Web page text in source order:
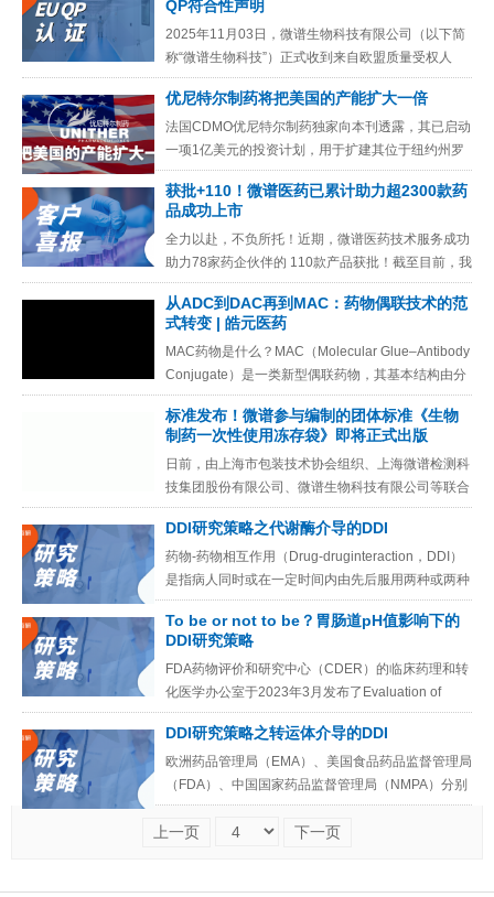
QP符合性声明
2025年11月03日，微谱生物科技有限公司（以下简
称“微谱生物科技”）正式收到来自欧盟质量受权人
(Qualified Person, QP) 签发的 GMP
优尼特尔制药将把美国的产能扩大一倍
法国CDMO优尼特尔制药独家向本刊透露，其已启动
一项1亿美元的投资计划，用于扩建其位于纽约州罗
切斯特的工厂，旨在将本地化的吹-灌-封（BFS）单
剂量眼用制剂产能
获批+110！微谱医药已累计助力超2300款药
品成功上市
全力以赴，不负所托！近期，微谱医药技术服务成功
助力78家药企伙伴的 110款产品获批！截至目前，我
们已经累计助力药企客户超2300款产品顺利取得批
件，更包括多款
从ADC到DAC再到MAC：药物偶联技术的范
式转变 | 皓元医药
MAC药物是什么？MAC（Molecular Glue–Antibody
Conjugate）是一类新型偶联药物，其基本结构由分
子胶类降解剂（molecular
标准发布！微谱参与编制的团体标准《生物
制药一次性使用冻存袋》即将正式出版
日前，由上海市包装技术协会组织、上海微谱检测科
技集团股份有限公司、微谱生物科技有限公司等联合
参与起草的团体标准 T/SHBX 055—2025《生物制药
一次性使
DDI研究策略之代谢酶介导的DDI
药物-药物相互作用（Drug-druginteraction，DDI）
是指病人同时或在一定时间内由先后服用两种或两种
以上药物后所产生的复合效应，可使药效加强或副
To be or not to be？胃肠道pH值影响下的
DDI研究策略
FDA药物评价和研究中心（CDER）的临床药理和转
化医学办公室于2023年3月发布了Evaluation of
Gastric pH-Dependent Dru
DDI研究策略之转运体介导的DDI
欧洲药品管理局（EMA）、美国食品药品监督管理局
（FDA）、中国国家药品监督管理局（NMPA）分别
在2013年、2020年、2021年颁布了相应的药物相互
作用指
上一页 下一页